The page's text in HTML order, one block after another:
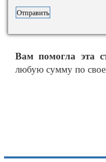
Вам помогла эта
любую сумму по